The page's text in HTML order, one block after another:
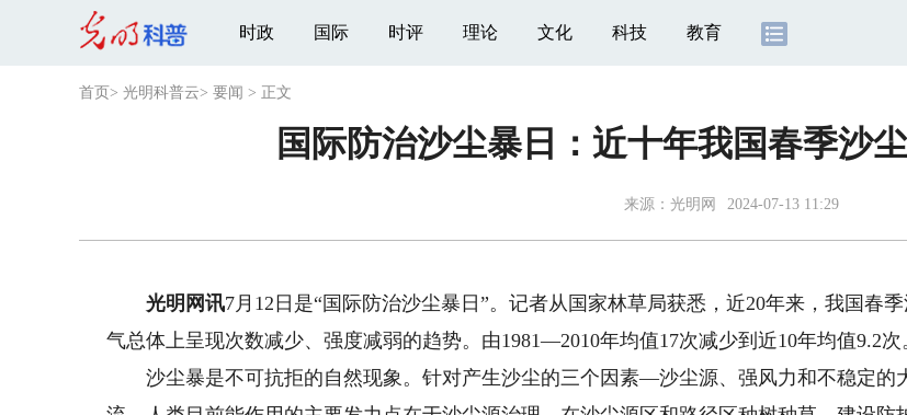
时政 国际 时评 理论 文化 科技 教育
首页 > 光明科普云> 要闻 > 正文
国际防治沙尘暴日：近十年我国春季沙
来源： 光明网 2024-07-13 11:29
光明网讯7月12日是“国际防治沙尘暴日”。记者从国家林草局获悉，近20年来，我国春
气总体上呈现次数减少、强度减弱的趋势。由1981—2010年均值17次减少到近10年均值9.2次
沙尘暴是不可抗拒的自然现象。针对产生沙尘的三个因素—沙尘源、强风力和不稳定的